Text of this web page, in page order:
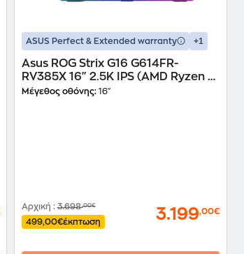
ASUS Perfect & Extended warranty +1
Asus ROG Strix G16 G614FR-
RV385X 16" 2.5K IPS (AMD Ryzen 9-
8940HX/32 GB/1TB SSD/GeForce
Μέγεθος οθόνης:16"
Αρχική :3.698,00€
499,00€έκπτωση 3.199,00€